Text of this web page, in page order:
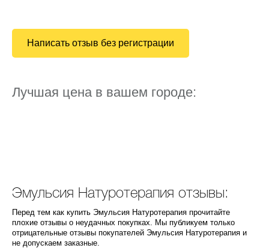
Написать отзыв без регистрации
Лучшая цена в вашем городе:
Эмульсия Натуротерапия отзывы:
Перед тем как купить Эмульсия Натуротерапия прочитайте
плохие отзывы о неудачных покупках. Мы публикуем только
отрицательные отзывы покупателей Эмульсия Натуротерапия и
не допускаем заказные.